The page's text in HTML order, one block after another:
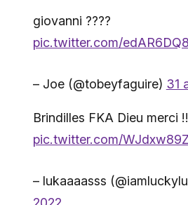
giovanni ????
pic.twitter.com/
– Joe (@tobeyfaguire) 31
Brindilles FKA Dieu merci
pic.twitter.com/
– lukaaaasss